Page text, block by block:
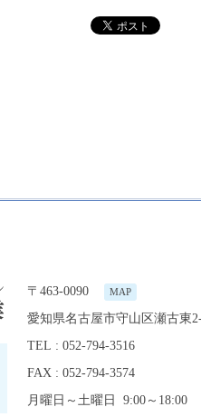
〒463-0090 MAP
愛知県名古屋市守山区瀬古東
TEL : 052-794-3516
FAX : 052-794-3574
月曜日～土曜日 9:00～18:00